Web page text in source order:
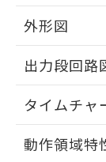
外形図
出力段回路
タイムチャ
動作領域特
登
お
品
の
※3 非
下記の
EU
51物質
「－」
い合わ